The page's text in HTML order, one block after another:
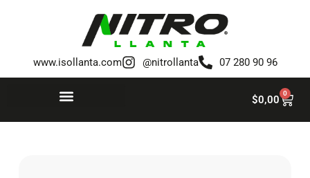
www.isollanta.com @nitrollanta 07 280 90 96
$0,00 0